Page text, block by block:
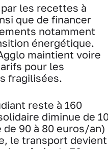
les recettes à
que de financer
notamment
énergétique.
maintient voire
pour les
fragilisées.
reste à 160
diminue de
90 à 80 euros/an)
le transport devient